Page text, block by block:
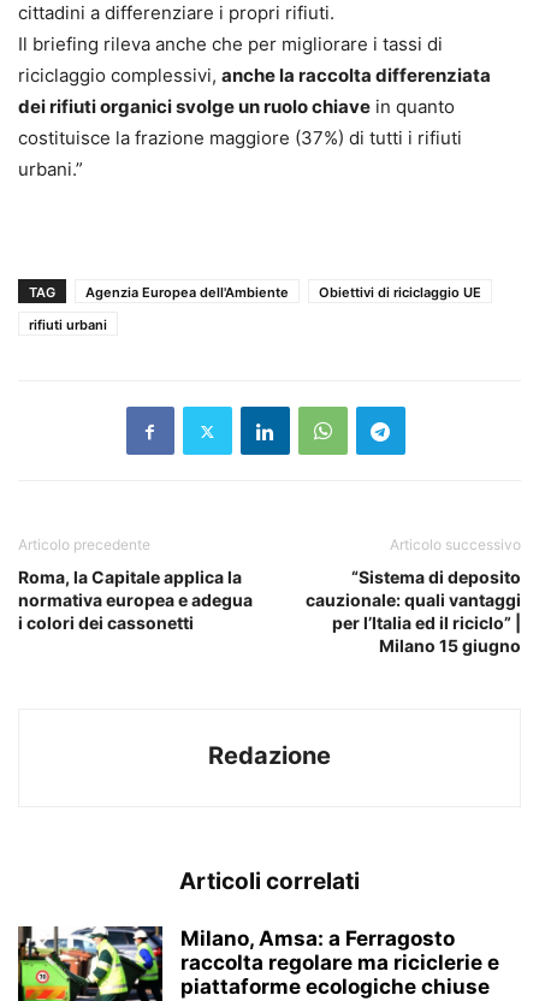
cittadini a differenziare i propri rifiuti.
Il briefing rileva anche che per migliorare i tassi di
riciclaggio complessivi, anche la raccolta differenziata
dei rifiuti organici svolge un ruolo chiave in quanto
costituisce la frazione maggiore (37%) di tutti i rifiuti
urbani.”
TAG Agenzia Europea dell'Ambiente
Obiettivi di riciclaggio UE
rifiuti urbani
Articolo precedente
Roma, la Capitale applica la
normativa europea e adegua
i colori dei cassonetti
Articolo successivo
“Sistema di deposito
cauzionale: quali vantaggi
per l’Italia ed il riciclo” |
Milano 15 giugno
Redazione
Articoli correlati
Milano, Amsa: a Ferragosto
raccolta regolare ma riciclerie e
piattaforme ecologiche chiuse